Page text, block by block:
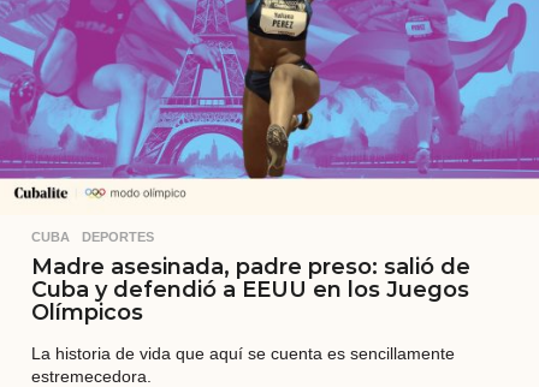
r
á
s
CUBA ,DEPORTES
Madre asesinada, padre preso: salió de
Cuba y defendió a EEUU en los Juegos
Olímpicos
La historia de vida que aquí se cuenta es sencillamente
estremecedora.